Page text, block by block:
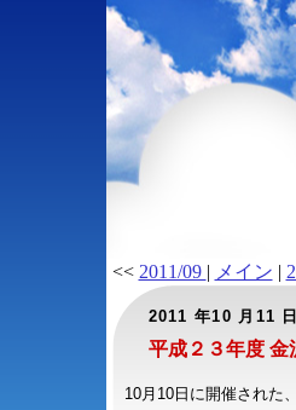
<< 2011/09 | メイン |
2011 年10 月11 日
平成２３年度 金
10月10日に開催され